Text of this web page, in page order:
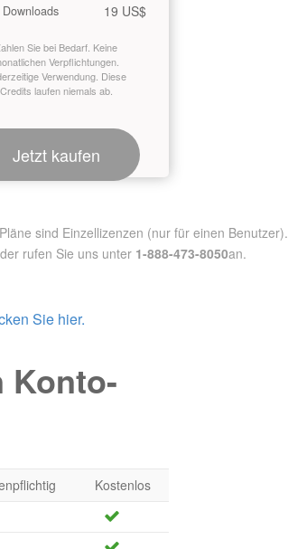
Downloads 19 US$
Sie bei Bedarf. Keine
Verpflichtungen.
Verwendung. Diese
Credits laufen niemals ab.
Jetzt kaufen
sind Einzellizenzen (nur für einen Benutzer).
rufen Sie uns unter 1-888-473-8050an.
Sie hier.
Konto-
Kostenlos